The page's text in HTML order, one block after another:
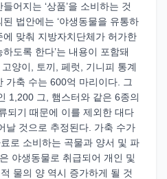
어지는 ‘상품’을 소비하는 것
법안에는 ‘야생동물을 유통하
맞춰 지방자치단체가 허가한
도록 한다’는 내용이 포함돼
양이, 토끼, 페럿, 기니피 통계
가축 수는 600억 마리이다. 그
1,200 그, 햄스터와 같은 6종의
되기 때문에 이를 제외한 대다
날 것으로 추정된다. 가축 수가
로 소비하는 곡물과 양서 및 파
야생동물로 취급되어 개인 및
물의 양 역시 증가하게 될 것